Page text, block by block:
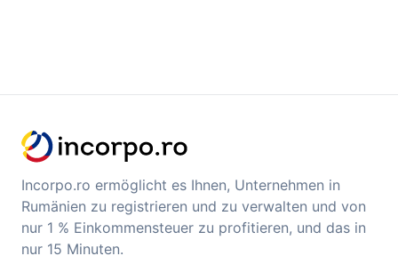
Incorpo.ro ermöglicht es Ihnen, Unternehmen in
Rumänien zu registrieren und zu verwalten und von
nur 1 % Einkommensteuer zu profitieren, und das in
nur 15 Minuten.